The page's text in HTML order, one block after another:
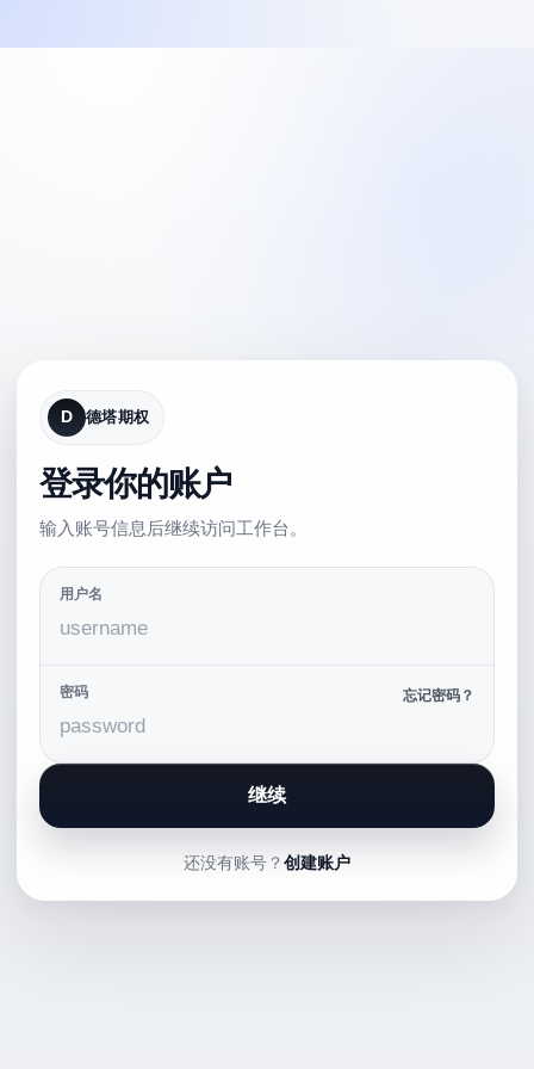
D 德塔期权
登录你的账户
输入账号信息后继续访问工作台。
用户名
密码 忘记密码？
继续
还没有账号？创建账户